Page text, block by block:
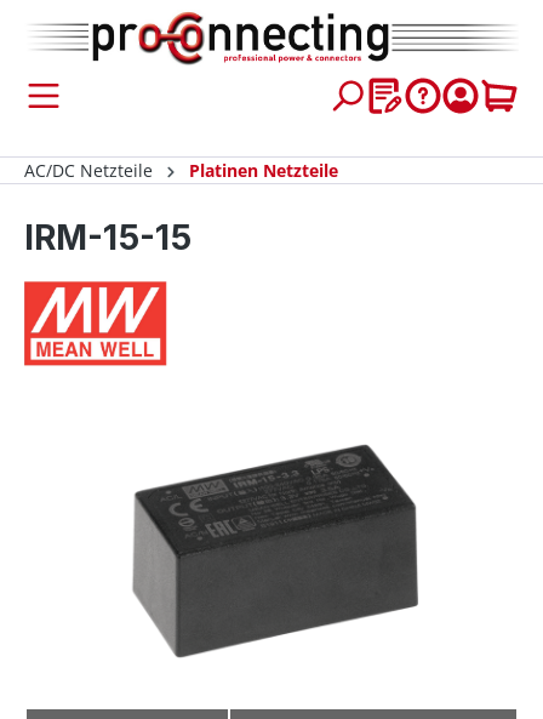
springen
AC/DC Netzteile Platinen Netzteile
IRM-15-15